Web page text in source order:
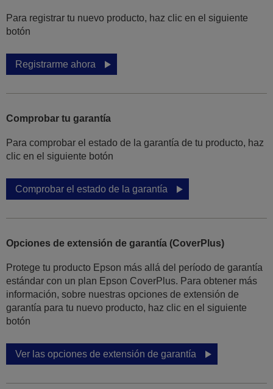
Para registrar tu nuevo producto, haz clic en el siguiente
botón
Registrarme ahora
Comprobar tu garantía
Para comprobar el estado de la garantía de tu producto, haz
clic en el siguiente botón
Comprobar el estado de la garantía
Opciones de extensión de garantía (CoverPlus)
Protege tu producto Epson más allá del período de garantía
estándar con un plan Epson CoverPlus. Para obtener más
información, sobre nuestras opciones de extensión de
garantía para tu nuevo producto, haz clic en el siguiente
botón
Ver las opciones de extensión de garantía